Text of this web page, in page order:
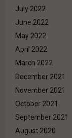
July 2022
June 2022
May 2022
April 2022
March 2022
December 2021
November 2021
October 2021
September 2021
August 2020